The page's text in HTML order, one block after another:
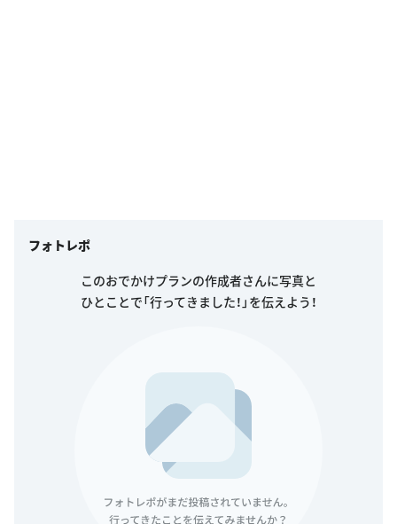
フォトレポ
このおでかけプランの作成者さんに写真と
ひとことで「行ってきました！」を伝えよう！